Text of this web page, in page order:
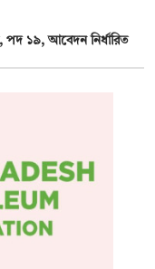
পদ ১৯, আবেদন নির্ধারিত